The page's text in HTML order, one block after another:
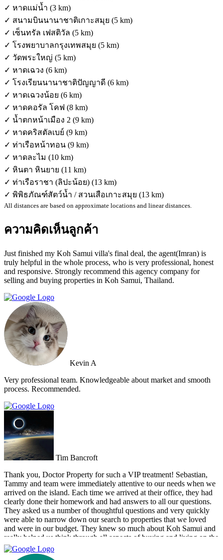
✓ หาดแม่น้ำ (3 km)
✓ สนามบินนานาชาติเกาะสมุย (5 km)
✓ เซ็นทรัล เฟสติวัล (5 km)
✓ โรงพยาบาลกรุงเทพสมุย (5 km)
✓ วัดพระใหญ่ (5 km)
✓ หาดเฉวง (6 km)
✓ โรงเรียนนานาชาติปัญญาดี (6 km)
✓ หาดเฉวงน้อย (6 km)
✓ หาดคอรัล โคฟ (8 km)
✓ น้ำตกหน้าเมือง 2 (9 km)
✓ หาดคริสตัลเบย์ (9 km)
✓ ท่าเรือหน้าทอน (9 km)
✓ หาดละไม (10 km)
✓ หินตา หินยาย (11 km)
✓ ท่าเรือราชา (ลิปะน้อย) (13 km)
✓ พิพิธภัณฑ์สัตว์น้ำ / สวนเสือเกาะสมุย (13 km)
All distances are based on approximate locations and linear distances.
ความคิดเห็นลูกค้า
Just finished my Koh Samui villa's final deal, the agent(Imran) is
truly helpful in the whole process, who is very professional, honest
and responsive. Strongly recommend this agency company for
selling and buying properties in Koh Samui, Thailand.
Kevin A
Very professional team. Knowledgeable about market and smooth
process. Recommended.
Tim Bancroft
Thank you, Doctor Property for such a VIP treatment! Sebastian,
Tammy and team were immediately attentive to our needs when we
arrived on the island. Each time we arrived at their office, they had
clearly done their homework and had answers to all our questions.
They asked us a number of thoughtful questions and very quickly
were able to narrow down our search to properties that we loved
and were in our budget. They knew so much about Koh Samui and
really helped us think through all aspects of buying and living on the
island. They were tireless in their assistance and even picked us up
numerous times from our hotel to take us around to properties and